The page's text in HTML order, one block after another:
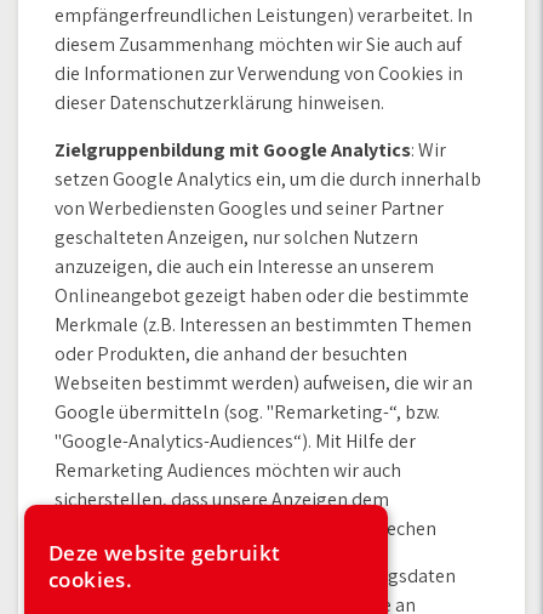
empfängerfreundlichen Leistungen) verarbeitet. In
diesem Zusammenhang möchten wir Sie auch auf
die Informationen zur Verwendung von Cookies in
dieser Datenschutzerklärung hinweisen.
Zielgruppenbildung mit Google Analytics: Wir
setzen Google Analytics ein, um die durch innerhalb
von Werbediensten Googles und seiner Partner
geschalteten Anzeigen, nur solchen Nutzern
anzuzeigen, die auch ein Interesse an unserem
Onlineangebot gezeigt haben oder die bestimmte
Merkmale (z.B. Interessen an bestimmten Themen
oder Produkten, die anhand der besuchten
Webseiten bestimmt werden) aufweisen, die wir an
Google übermitteln (sog. "Remarketing-“, bzw.
"Google-Analytics-Audiences“). Mit Hilfe der
Remarketing Audiences möchten wir auch
sicherstellen, dass unsere Anzeigen dem
potentiellen Interesse der Nutzer entsprechen
Verarbeitete Datenarten:
Nutzungsdaten
(z.B. besuchte Webseiten, Interesse an
Deze website gebruikt
cookies.